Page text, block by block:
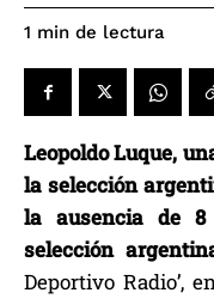
1 min de lectura
Leopoldo Luque,
la selección
la ausencia de
selección
Deportivo Radio’,